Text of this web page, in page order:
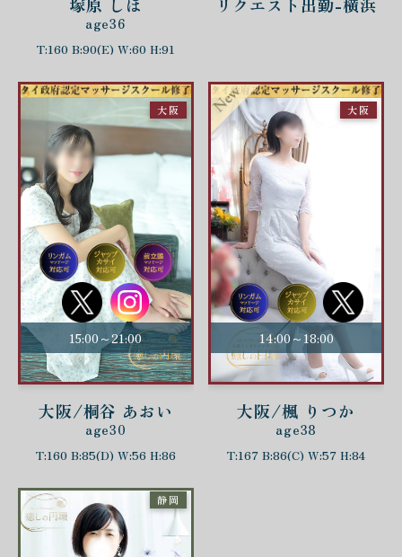
塚原 しほ
age36
T:160 B:90(E) W:60 H:91
リクエスト出勤-横浜
15:00～21:00
大阪/桐谷 あおい
age30
T:160 B:85(D) W:56 H:86
大阪
14:00～18:00
大阪/楓 りつか
age38
T:167 B:86(C) W:57 H:84
大阪
静岡